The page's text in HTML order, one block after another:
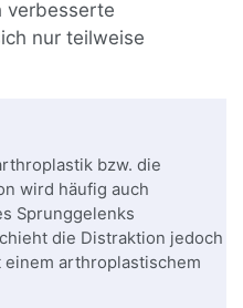
verbesserte
nur teilweise
bzw. die
wird häufig auch
Sprunggelenks
die Distraktion jedoch
arthroplastischem